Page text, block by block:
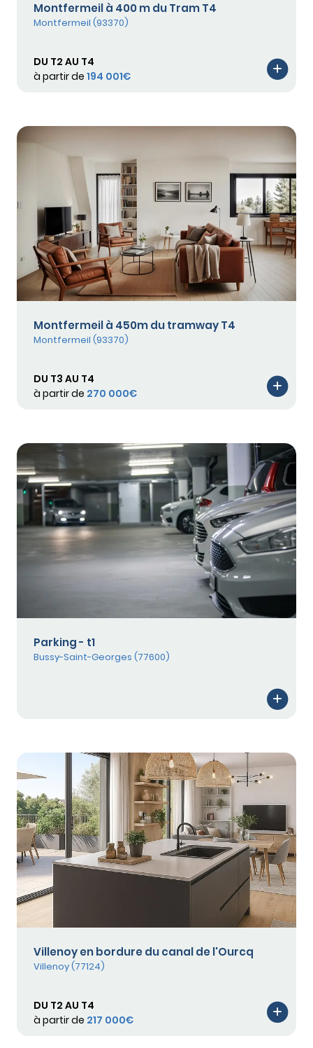
Montfermeil à 400 m du Tram T4
Montfermeil (93370)
DU T2 AU T4
à partir de 194 001€
Montfermeil à 450m du tramway T4
Montfermeil (93370)
DU T3 AU T4
à partir de 270 000€
Parking - t1
Bussy-Saint-Georges (77600)
Villenoy en bordure du canal de l'Ourcq
Villenoy (77124)
DU T2 AU T4
à partir de 217 000€